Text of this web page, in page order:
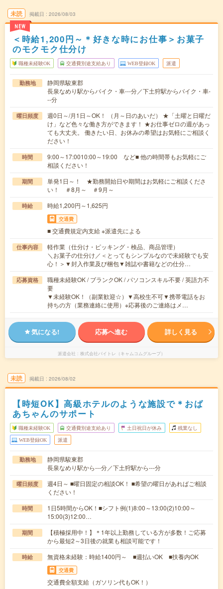
未読
NEW
掲載日 2026/08/03
＜時給1,200円～＊好きな時にお仕事＞お菓子
のモクモク仕分け
職種未経験OK 交通費別途支給あり WEB登録OK 派遣
勤務地
静岡県駿東郡
長泉なめり駅からバイク・車---分／下土狩駅からバイク・車-
--分
曜日頻度
週0日～/月1日～OK！ （月～日のあいだ） ★「土曜と日曜だ
け」など色々な働き方ができます！ ★お仕事ゼロの週があっ
ても大丈夫。 働きたい日、お休みの希望はお気軽にご相談く
ださい！
時間
9:00～17:0010:00～19:00 など■ 他の時間帯もお気軽にご
相談ください！
期間
単発1日～！ ★勤務開始日や期間はお気軽にご相談くださ
い！ ＃8月～ ＃9月～
時給 時給1,200円～1,625円
交通費
■ 交通費規定内支給 ※派遣先による
仕事内容
軽作業（仕分け・ピッキング・検品、商品管理）
＼お菓子の仕分け／＜とってもシンプルなので未経験でも安
心！＞▼封入作業及び梱包▼雑誌や書籍などの仕分…
応募資格
職種未経験OK / ブランクOK / パソコンスキル不要 / 英語力不
要
▼未経験OK！（副業歓迎☆）▼高校生不可▼携帯電話をお
持ちの方（業務連絡に使用）※応募後のご連絡はメ…
気になる! 応募へ進む 詳しく見る
派遣会社 株式会社バイトレ（キャムコムグループ）
未読 掲載日 2026/08/02
【時短OK】高級ホテルのような施設で＊おば
あちゃんのサポート
職種未経験OK 交通費別途支給あり 土日祝日が休み 残業なし
WEB登録OK 派遣
勤務地
静岡県駿東郡
長泉なめり駅から---分／下土狩駅から---分
曜日頻度
週4日～ ■曜日固定の相談OK！ ■希望の曜日があればご相談
ください！
時間
1日5時間からOK！■シフト例(1)8:00～13:00(2)10:00～
15:00(3)12:00…
期間
【積極採用中！】＊1年以上勤務している方が多数！ご応募
から最短2～3日後の就業も相談可能です！
時給 無資格未経験：時給1400円～ ■週払いOK ■扶養内OK
交通費
交通費全額支給（ガソリン代もOK！）